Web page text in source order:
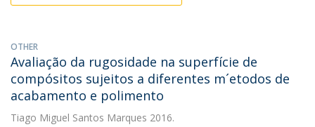
OTHER
Avaliação da rugosidade na superfície de
compósitos sujeitos a diferentes m´etodos de
acabamento e polimento
Tiago Miguel Santos Marques 2016.